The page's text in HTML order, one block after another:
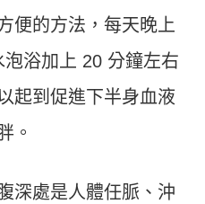
便的方法，每天晚上
浴加上 20 分鐘左右
起到促進下半身血液
。
深處是人體任脈、沖